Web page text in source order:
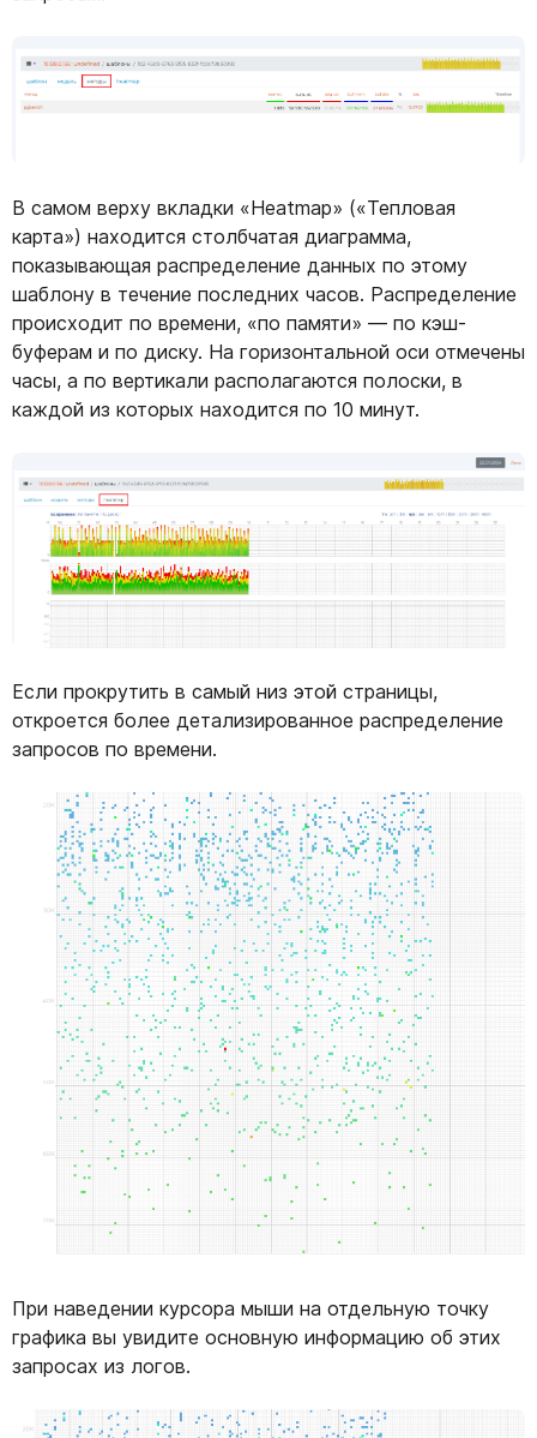
В самом верху вкладки «Heatmap» («Тепловая
карта») находится столбчатая диаграмма,
показывающая распределение данных по этому
шаблону в течение последних часов. Распределение
происходит по времени, «по памяти» — по кэш-
буферам и по диску. На горизонтальной оси отмечены
часы, а по вертикали располагаются полоски, в
каждой из которых находится по 10 минут.
Если прокрутить в самый низ этой страницы,
откроется более детализированное распределение
запросов по времени.
При наведении курсора мыши на отдельную точку
графика вы увидите основную информацию об этих
запросах из логов.